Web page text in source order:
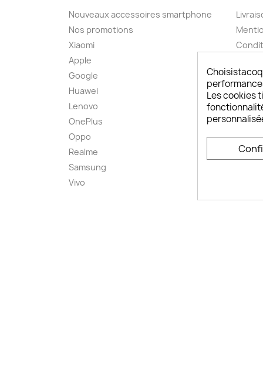
Nouveaux accessoires smartphone
Nos promotions
Xiaomi
Apple
Google
Huawei
Lenovo
OnePlus
Oppo
Realme
Samsung
Vivo
FAQ
Les cookies